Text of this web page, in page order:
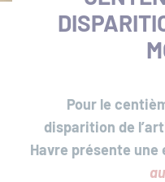
Que
recherchez-
vous
Pour le
disparition de
Havre présente